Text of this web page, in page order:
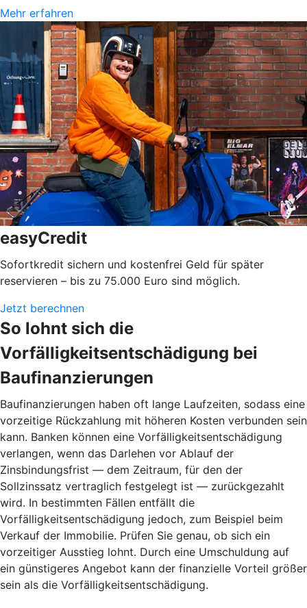
Mehr erfahren
easyCredit
Sofortkredit sichern und kostenfrei Geld für später
reservieren – bis zu 75.000 Euro sind möglich.
Jetzt berechnen
So lohnt sich die
Vorfälligkeitsentschädigung bei
Baufinanzierungen
Baufinanzierungen haben oft lange Laufzeiten, sodass eine
vorzeitige Rückzahlung mit höheren Kosten verbunden sein
kann. Banken können eine Vorfälligkeitsentschädigung
verlangen, wenn das Darlehen vor Ablauf der
Zinsbindungsfrist — dem Zeitraum, für den der
Sollzinssatz vertraglich festgelegt ist — zurückgezahlt
wird. In bestimmten Fällen entfällt die
Vorfälligkeitsentschädigung jedoch, zum Beispiel beim
Verkauf der Immobilie. Prüfen Sie genau, ob sich ein
vorzeitiger Ausstieg lohnt. Durch eine Umschuldung auf
ein günstigeres Angebot kann der finanzielle Vorteil größer
sein als die Vorfälligkeitsentschädigung.